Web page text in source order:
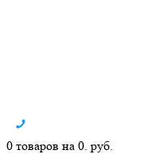
0 товаров на 0. руб.